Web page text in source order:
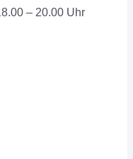
– 20.00 Uhr